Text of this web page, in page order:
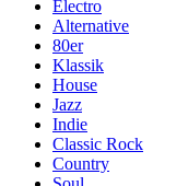
Electro
Alternative
80er
Klassik
House
Jazz
Indie
Classic Rock
Country